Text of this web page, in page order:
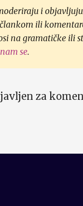
i
ili
na gramatičke ili
se.
za